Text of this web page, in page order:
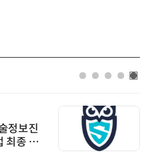
정보진
최종 선